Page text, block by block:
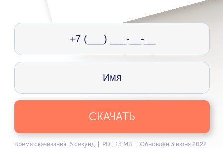
СКАЧАТЬ
Время скачивания: 6 секунд | PDF, 13 MB | Обновлён 3 июня 2022